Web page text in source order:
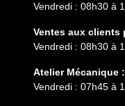
Vendredi : 08h30 à
Ventes aux clients
Vendredi : 08h30 à
Atelier Mécanique :
Vendredi : 07h45 à